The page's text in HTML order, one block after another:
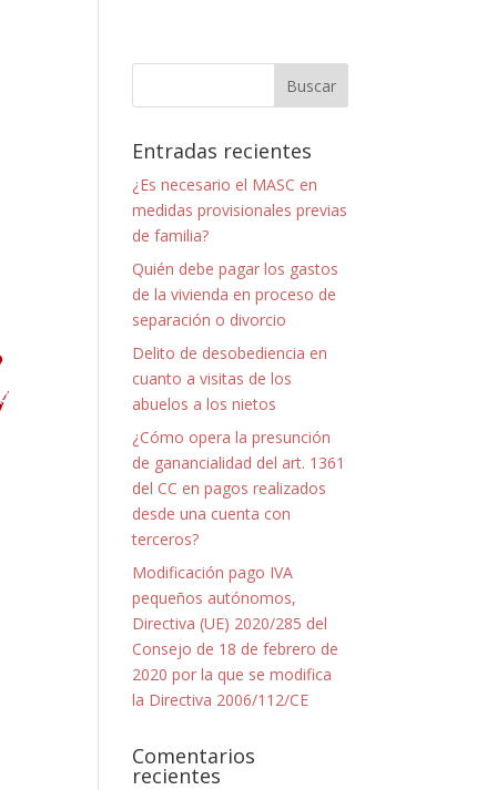
Entradas recientes
¿Es necesario el MASC en
medidas provisionales previas
de familia?
Quién debe pagar los gastos
de la vivienda en proceso de
separación o divorcio
Delito de desobediencia en
cuanto a visitas de los
abuelos a los nietos
¿Cómo opera la presunción
de ganancialidad del art. 1361
del CC en pagos realizados
desde una cuenta con
terceros?
Modificación pago IVA
pequeños autónomos,
Directiva (UE) 2020/285 del
Consejo de 18 de febrero de
2020 por la que se modifica
la Directiva 2006/112/CE
Comentarios
recientes